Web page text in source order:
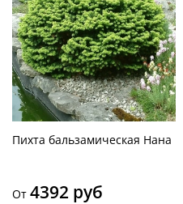
Пихта бальзамическая Нана
От 4392 руб